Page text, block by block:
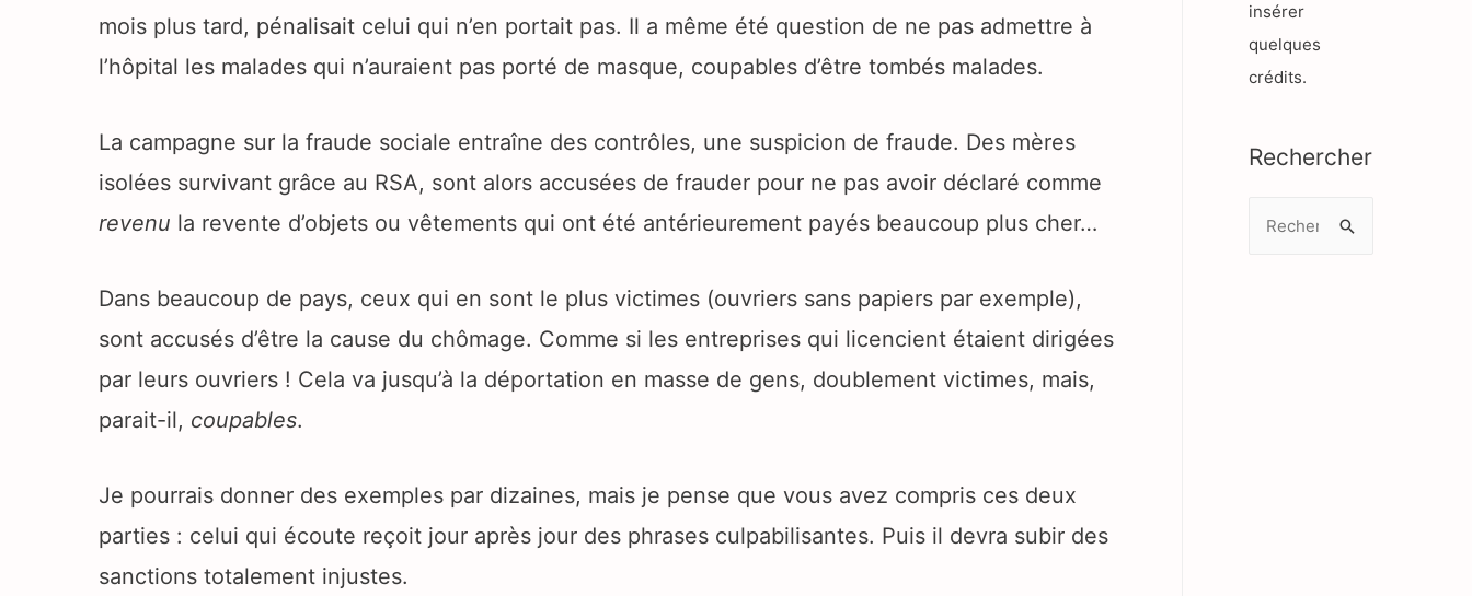
mois plus tard, pénalisait celui qui n’en portait pas. Il a même été question de ne pas admettre à
l’hôpital les malades qui n’auraient pas porté de masque, coupables d’être tombés malades.
La campagne sur la fraude sociale entraîne des contrôles, une suspicion de fraude. Des mères
isolées survivant grâce au RSA, sont alors accusées de frauder pour ne pas avoir déclaré comme
revenu la revente d’objets ou vêtements qui ont été antérieurement payés beaucoup plus cher…
Dans beaucoup de pays, ceux qui en sont le plus victimes (ouvriers sans papiers par exemple),
sont accusés d’être la cause du chômage. Comme si les entreprises qui licencient étaient dirigées
par leurs ouvriers ! Cela va jusqu’à la déportation en masse de gens, doublement victimes, mais,
parait-il, coupables.
Je pourrais donner des exemples par dizaines, mais je pense que vous avez compris ces deux
parties : celui qui écoute reçoit jour après jour des phrases culpabilisantes. Puis il devra subir des
sanctions totalement injustes.
:insérer
quelques
crédits.
Rechercher